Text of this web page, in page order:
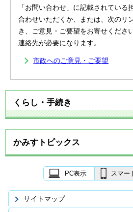
「お問い合わせ」に記載されている
合わせいただくか、または、次のリ
き、ご意見・ご要望をお寄せくださ
連絡先が必要になります。
市政へのご意見・ご要望
くらし・手続き
かみすトピックス
PC表示 スマー
サイトマップ